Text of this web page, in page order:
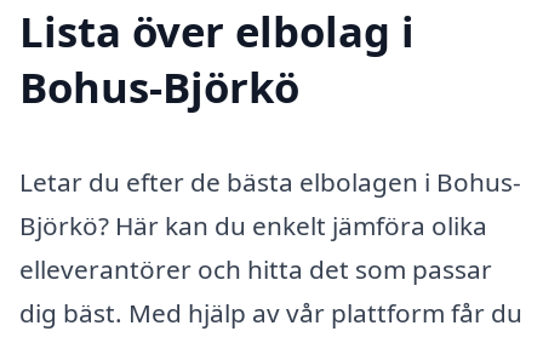
Lista över elbolag i
Bohus-Björkö
Letar du efter de bästa elbolagen i Bohus-
Björkö? Här kan du enkelt jämföra olika
elleverantörer och hitta det som passar
dig bäst. Med hjälp av vår plattform får du